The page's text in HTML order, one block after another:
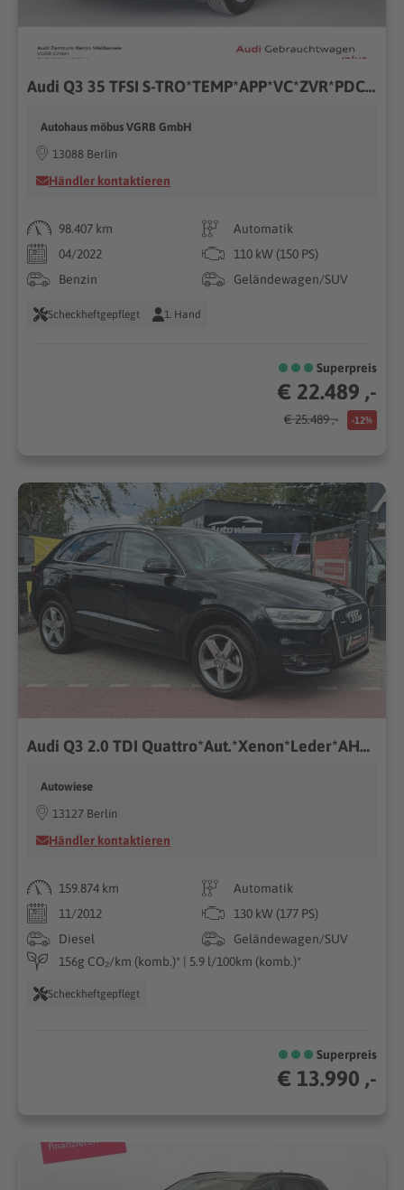
Audi Q3 35 TFSI S-TRO*TEMP*APP*VC*ZVR*PDC*NAVI*VKE**
Autohaus möbus VGRB GmbH
13088 Berlin
Händler kontaktieren
98.407 km
Automatik
04/2022
110 kW (150 PS)
Benzin
Geländewagen/SUV
Scheckheftgepflegt 1. Hand
Superpreis
€ 22.489 ,-
€ 25.489 ,- -12%
Audi Q3 2.0 TDI Quattro*Aut.*Xenon*Leder*AHK*PDC*
Autowiese
13127 Berlin
Händler kontaktieren
159.874 km
Automatik
11/2012
130 kW (177 PS)
Diesel
Geländewagen/SUV
156g CO₂/km (komb.)* | 5.9 l/100km (komb.)*
Scheckheftgepflegt
Superpreis
€ 13.990 ,-